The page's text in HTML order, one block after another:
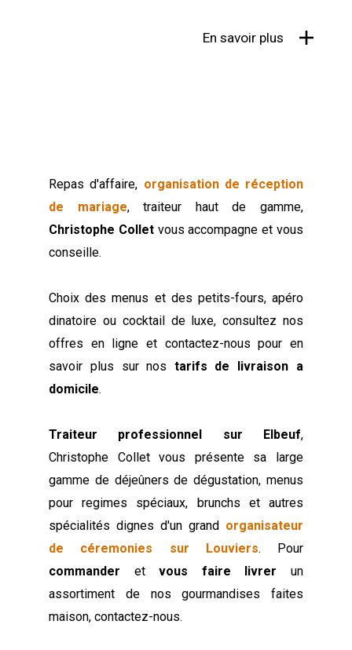
En savoir plus
Repas d'affaire, organisation de réception
de mariage, traiteur haut de gamme,
Christophe Collet vous accompagne et vous
conseille.
Choix des menus et des petits-fours, apéro
dinatoire ou cocktail de luxe, consultez nos
offres en ligne et contactez-nous pour en
savoir plus sur nos tarifs de livraison a
domicile.
Traiteur professionnel sur Elbeuf,
Christophe Collet vous présente sa large
gamme de déjeûners de dégustation, menus
pour regimes spéciaux, brunchs et autres
spécialités dignes d'un grand organisateur
de céremonies sur Louviers. Pour
commander etvous faire livrer un
assortiment de nos gourmandises faites
maison, contactez-nous.